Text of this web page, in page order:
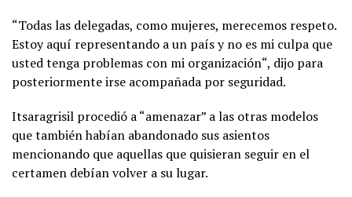
“Todas las delegadas, como mujeres, merecemos respeto.
Estoy aquí representando a un país y no es mi culpa que
usted tenga problemas con mi organización“, dijo para
posteriormente irse acompañada por seguridad.
Itsaragrisil procedió a “amenazar” a las otras modelos
que también habían abandonado sus asientos
mencionando que aquellas que quisieran seguir en el
certamen debían volver a su lugar.